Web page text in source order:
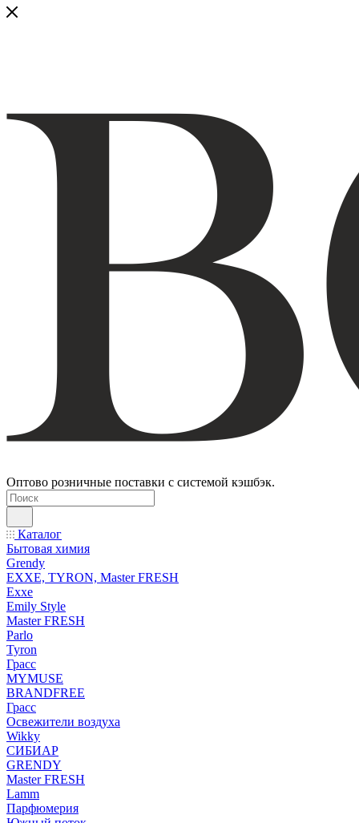
Оптово розничные поставки с системой кэшбэк.
Каталог
Бытовая химия
Grendy
EXXE, TYRON, Master FRESH
Exxe
Emily Style
Master FRESH
Parlo
Tyron
Грасс
MYMUSE
BRANDFREE
Грасс
Освежители воздуха
Wikky
СИБИАР
GRENDY
Master FRESH
Lamm
Парфюмерия